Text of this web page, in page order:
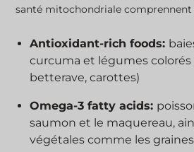
santé mitochondriale comprennent
Antioxidant-rich foods:
curcuma et légumes colorés
betterave, carottes)
Omega-3 fatty acids:
saumon et le maquereau,
végétales comme les